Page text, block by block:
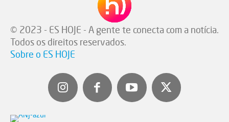
© 2023 - ES HOJE - A gente te conecta com a notícia.
Todos os direitos reservados.
Sobre o ES HOJE